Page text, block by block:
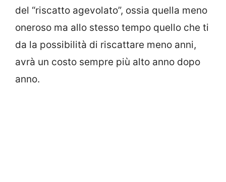
del “riscatto agevolato”, ossia quella meno
oneroso ma allo stesso tempo quello che ti
da la possibilità di riscattare meno anni,
avrà un costo sempre più alto anno dopo
anno.